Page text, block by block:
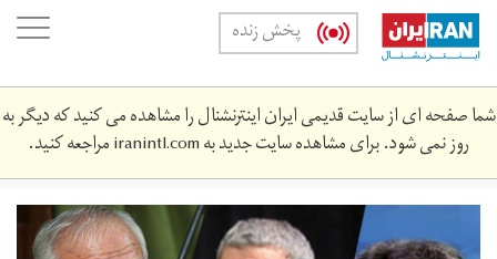
Skip
main
content
پخش زنده
شما صفحه ای از سایت قدیمی ایران اینترنشنال را مشاهده می کنید که دیگر به
روز نمی شود. برای مشاهده سایت جدید بهiranintl.comمراجعه کنید.
02.jpg